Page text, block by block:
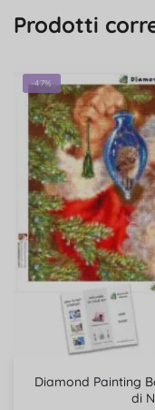
Prodotti
-47%
Diamond Painting
di